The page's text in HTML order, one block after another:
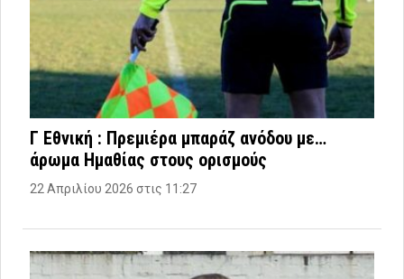
Γ Εθνική : Πρεμιέρα μπαράζ ανόδου με…
άρωμα Ημαθίας στους ορισμούς
22 Απριλίου 2026 στις 11:27